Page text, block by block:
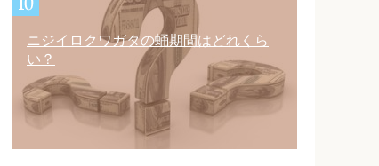
ニジイロクワガタの蛹期間はどれくら
い？